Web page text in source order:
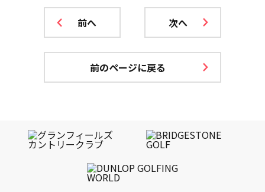
前へ 次へ
前のページに戻る